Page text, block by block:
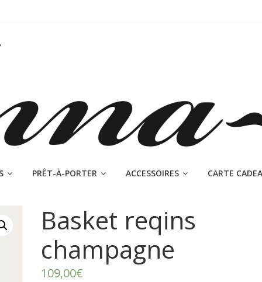
PRÊT-À-PORTER ACCESSOIRES CARTE
Basket reqins
champagne
109,00€